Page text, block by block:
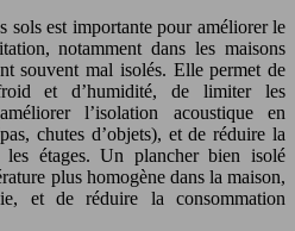
sols est importante pour améliorer le
notamment dans les maisons
souvent mal isolés. Elle permet de
et d’humidité, de limiter les
l’isolation acoustique en
chutes d’objets), et de réduire la
les étages. Un plancher bien isolé
plus homogène dans la maison,
et de réduire la consommation